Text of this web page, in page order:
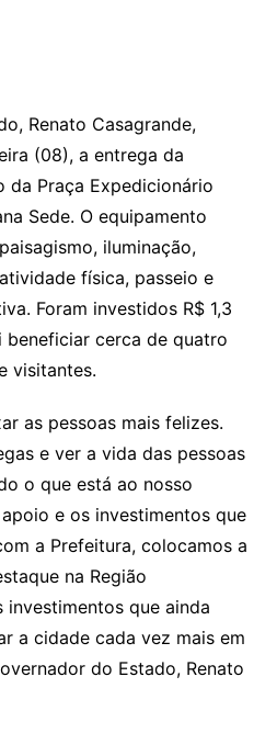
Renato Casagrande,
(08), a entrega da
da Praça Expedicionário
Sede. O equipamento
iluminação,
física, passeio e
Foram investidos R$ 1,3
beneficiar cerca de quatro
visitantes.
as pessoas mais felizes.
e ver a vida das pessoas
o que está ao nosso
e os investimentos que
a Prefeitura, colocamos a
na Região
que ainda
a cidade cada vez mais em
do Estado, Renato